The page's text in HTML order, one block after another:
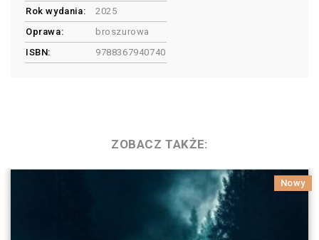
Rok wydania:
2025
Oprawa:
broszurowa
ISBN:
9788367940740
ZOBACZ TAKŻE:
Nowy